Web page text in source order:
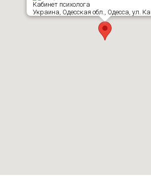
Кабинет психолога
Украина, Одесская обл., Одесса, ул.